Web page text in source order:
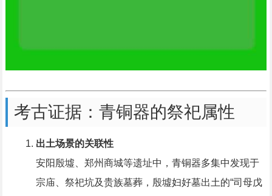
考古证据：青铜器的祭祀属性
出土场景的关联性
安阳殷墟、郑州商城等遗址中，青铜器多集中发现于
宗庙、祭祀坑及贵族墓葬，殷墟妇好墓出土的“司母戊